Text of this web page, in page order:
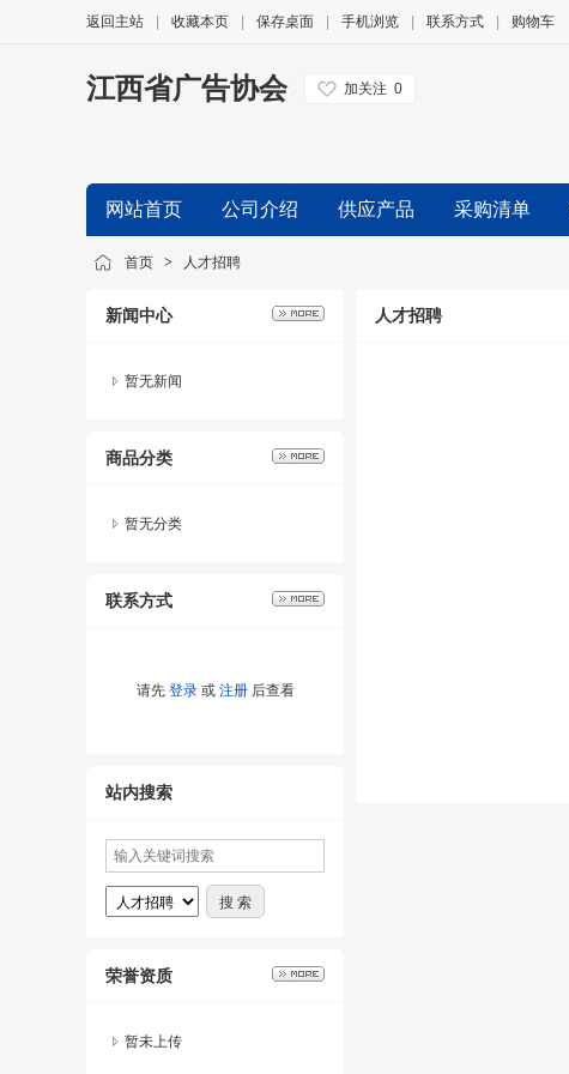
返回主站 收藏本页 保存桌面 手机浏览 联系方式 购物车
江西省广告协会 加关注 0
网站首页 公司介绍 供应产品 采购清单
友情链接
首页 > 人才招聘
新闻中心
暂无新闻
商品分类
暂无分类
联系方式
请先 登录或 注册后查看
站内搜索
荣誉资质
暂未上传
人才招聘